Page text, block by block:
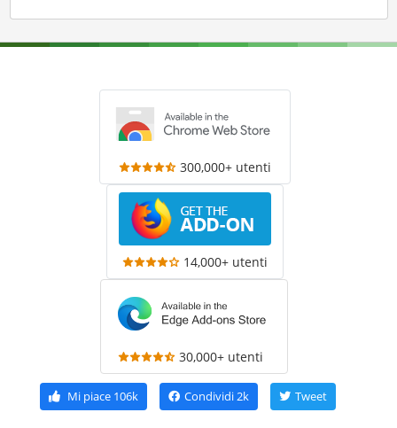
300,000+ utenti
14,000+ utenti
30,000+ utenti
Mi piace 106k Condividi2k Tweet